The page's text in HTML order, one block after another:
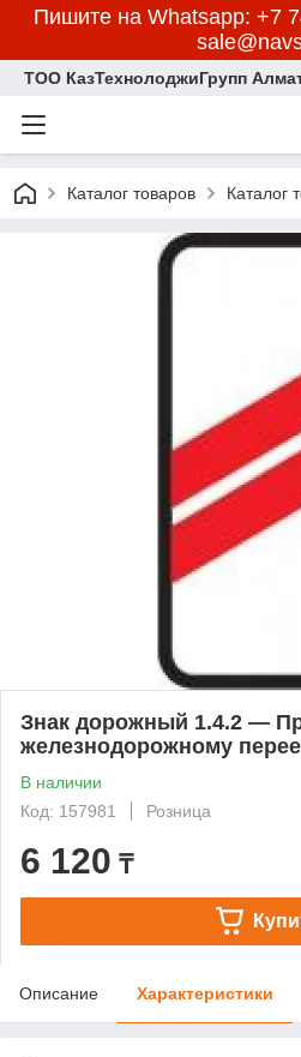
Пишите на Whatsapp: +7
ТОО КазТехнолоджиГрупп
Каталог товаров Каталог
Знак дорожный 1.4.2 —
железнодорожному
В наличии
Код: 157981
Розница
6 120 ₸
Описание Характеристики